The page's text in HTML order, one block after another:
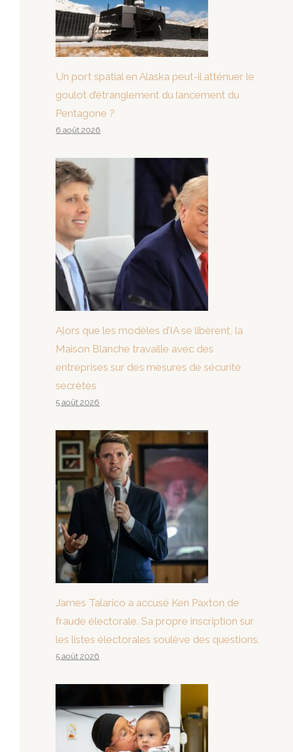
Un port spatial en Alaska peut-il atténuer le
goulot d’étranglement du lancement du
Pentagone ?
6 août 2026
Alors que les modèles d’IA se libèrent, la
Maison Blanche travaille avec des
entreprises sur des mesures de sécurité
secrètes
5 août 2026
James Talarico a accusé Ken Paxton de
fraude électorale. Sa propre inscription sur
les listes électorales soulève des questions.
5 août 2026